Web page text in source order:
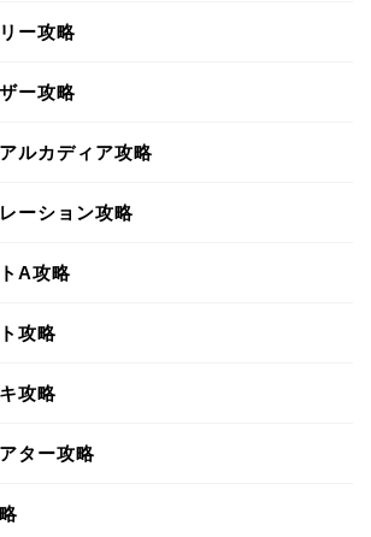
ー攻略
ー攻略
ルカディア攻略
ーション攻略
A攻略
攻略
攻略
ター攻略